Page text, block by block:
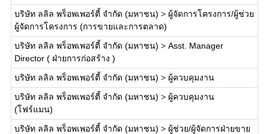
บริษัท ลลิล พร็อพเพอร์ตี้ จำกัด (มหาชน) > ผู้จัดการโครงการ/ผู้ช่วย
ผู้จัดการโครงการ (การขายและการตลาด)
บริษัท ลลิล พร็อพเพอร์ตี้ จำกัด (มหาชน) > Asst. Manager
Director ( ฝ่ายการก่อสร้าง )
บริษัท ลลิล พร็อพเพอร์ตี้ จำกัด (มหาชน) > ผู้ควบคุมงาน
บริษัท ลลิล พร็อพเพอร์ตี้ จำกัด (มหาชน) > ผู้ควบคุมงาน
(โฟร์แมน)
บริษัท ลลิล พร็อพเพอร์ตี้ จำกัด (มหาชน) > ผู้ช่วย/ผู้จัดการฝ่ายขาย